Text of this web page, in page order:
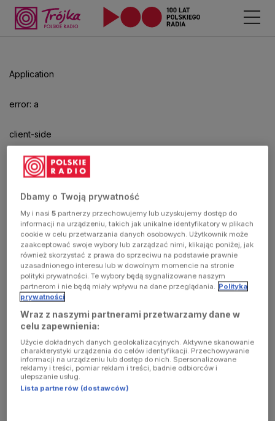
Application
error: a
client-side
exception
has
occurred
(see the
browser
console for
more
information)
aby
odtwarzać.
Dbamy o Twoją prywatność
My i nasi5 partnerzy przechowujemy lub uzyskujemy dostęp do
informacji na urządzeniu, takich jak unikalne identyfikatory w plikach
cookie w celu przetwarzania danych osobowych. Użytkownik może
zaakceptować swoje wybory lub zarządzać nimi, klikając poniżej, jak
również skorzystać z prawa do sprzeciwu na podstawie prawnie
uzasadnionego interesu lub w dowolnym momencie na stronie
polityki prywatności. Te wybory będą sygnalizowane naszym
partnerom i nie będą miały wpływu na dane przeglądania. Polityka
prywatności
Wraz z naszymi partnerami przetwarzamy dane w
celu zapewnienia:
Użycie dokładnych danych geolokalizacyjnych. Aktywne skanowanie
charakterystyki urządzenia do celów identyfikacji. Przechowywanie
informacji na urządzeniu lub dostęp do nich. Spersonalizowane
reklamy i treści, pomiar reklam i treści, badnie odbiorców i
ulepszanie usług.
Lista partnerów (dostawców)